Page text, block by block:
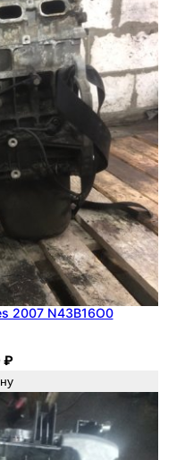
2007 N43B16O0
₽